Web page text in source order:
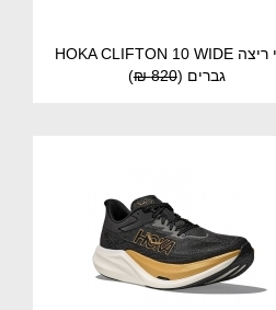
נעלי ריצה HOKA CLIFTON 10 WIDE
גברים (
820 ₪
)